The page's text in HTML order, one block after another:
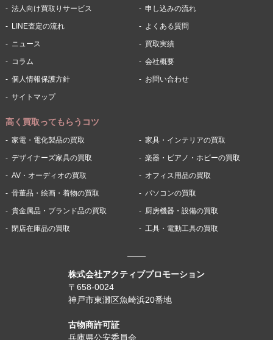
株式会社アクティブプロモーション
〒658-0024
神戸市東灘区魚崎浜20番地
古物商許可証
兵庫県公安委員会
法人向け買取りサービス 申し込みの流れ
LINE査定の流れ よくある質問
ニュース 買取実績
コラム 会社概要
個人情報保護方針 お問い合わせ
サイトマップ
高く買取ってもらうコツ
家電・電化製品の買取 家具・インテリアの買取
デザイナーズ家具の買取 楽器・ピアノ・ホビーの買取
AV・オーディオの買取 オフィス用品の買取
骨董品・絵画・着物の買取 パソコンの買取
貴金属品・ブランド品の買取 厨房機器・設備の買取
閉店在庫品の買取 工具・電動工具の買取